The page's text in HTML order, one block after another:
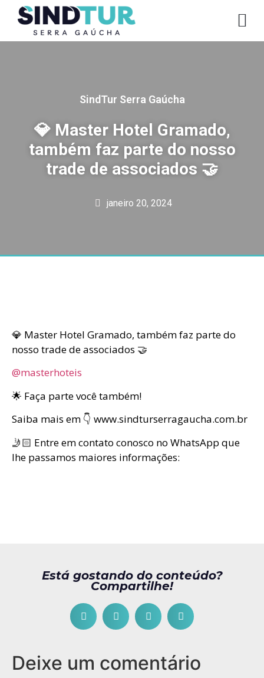
SindTur Serra Gaúcha
💎 Master Hotel Gramado,
também faz parte do nosso
trade de associados 🤝
janeiro 20, 2024
💎 Master Hotel Gramado, também faz parte do
nosso trade de associados 🤝
@masterhoteis
🌟 Faça parte você também!
Saiba mais em 👇 www.sindturserragaucha.com.br
🤳🏻 Entre em contato conosco no WhatsApp que
lhe passamos maiores informações:
Está gostando do conteúdo?
Compartilhe!
Deixe um comentário